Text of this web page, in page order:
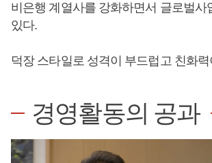
비은행 계열사를 강화하면서 글로벌사
있다.
덕장 스타일로 성격이 부드럽고 친화력
경영활동의 공과